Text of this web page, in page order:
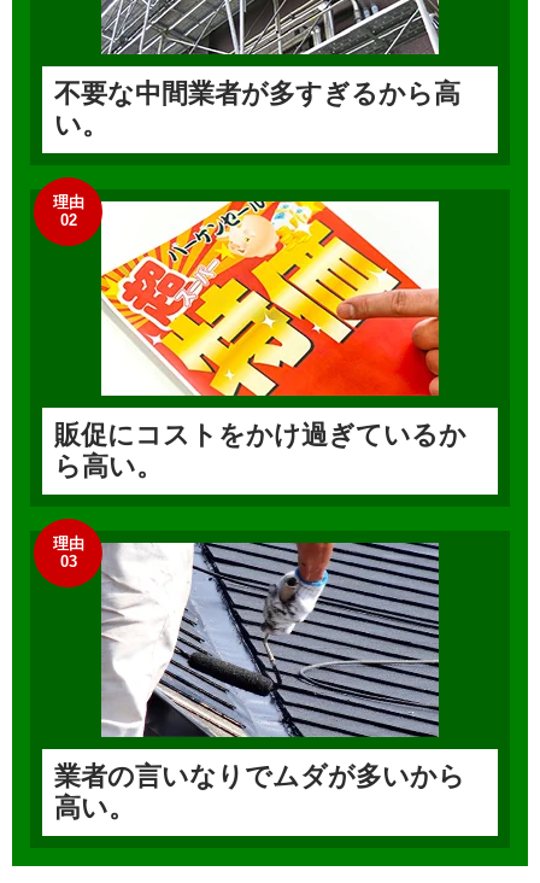
不要な中間業者が多すぎるから高
い。
理由
02
販促にコストをかけ過ぎているか
ら高い。
理由
03
業者の言いなりでムダが多いから
高い。